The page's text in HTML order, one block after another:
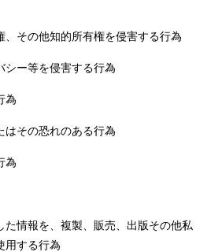
、その他知的所有権を侵害する行為
シー等を侵害する行為
為
はその恐れのある行為
為
た情報を、複製、販売、出版その他私
用する行為